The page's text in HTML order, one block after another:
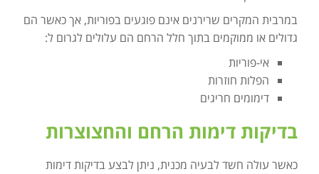
במרבית המקרים שרירנים אינם פוגעים בפוריות, אך כאשר הם
גדולים או ממוקמים בתוך חלל הרחם הם עלולים לגרום ל:
אי-פוריות
הפלות חוזרות
דימומים חריגים
בדיקות דימות הרחם והחצוצרות
כאשר עולה חשד לבעיה מכנית, ניתן לבצע בדיקות דימות